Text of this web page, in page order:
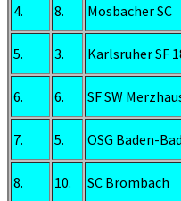
4. 8. Mosbacher SC
5. 3. Karlsruher SF
6. 6. SF SW
7. 5. OSG Baden-
8. 10. SC Brombach